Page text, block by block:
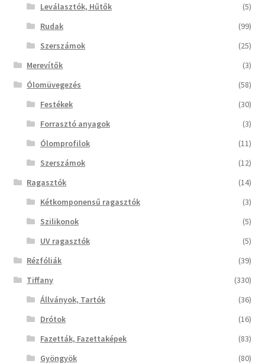
Leválasztók, Hűtők
(5)
Rudak
(99)
Szerszámok
(25)
Merevítők
(3)
Ólomüvegezés
(58)
Festékek
(30)
Forrasztó anyagok
(3)
Ólomprofilok
(11)
Szerszámok
(12)
Ragasztók
(14)
Kétkomponensű ragasztók
(3)
Szilikonok
(5)
UV ragasztók
(5)
Rézfóliák
(39)
Tiffany
(330)
Állványok, Tartók
(36)
Drótok
(16)
Fazetták, Fazettaképek
(83)
Gyöngyök
(80)